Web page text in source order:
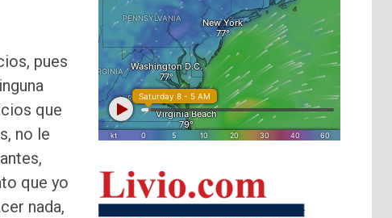
pues
que
no le
que yo
nada,